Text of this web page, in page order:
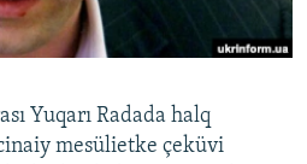
Yuqarı Radada halq
mesülietke çeküvi